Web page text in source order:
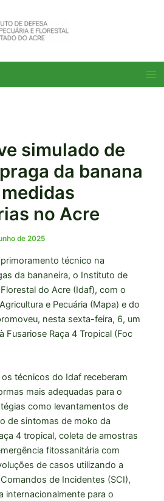
simulado de
da banana
no Acre
de 2025
técnico na
da bananeira, o Instituto de
do Acre (Idaf), com o
e Pecuária (Mapa) e do
nesta sexta-feira, 6, um
Fusariose Raça 4 Tropical (Foc
técnicos do Idaf receberam
mais adequadas para o
como levantamentos de
de sintomas de moko da
4 tropical, coleta de amostras
fitossanitária com
de casos utilizando a
de Incidentes (SCI),
internacionalmente para o